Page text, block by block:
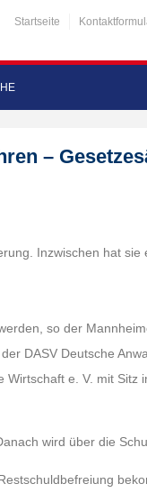
Startseite
–
Inzwischen hat sie
so der
DASV Deutsche
e. V. mit Sitz
wird über die